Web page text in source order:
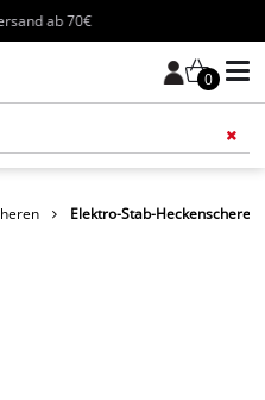
ab 70€
0
Elektro-Stab-Heckenschere